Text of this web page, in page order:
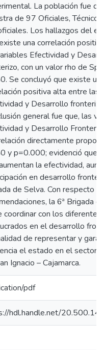
La población fue
de 97 Oficiales,
Los hallazgos del
una correlación
Efectividad y
con un valor rho de
Se concluyó que existe
positiva alta entre las
y Desarrollo
general fue que, las
y Desarrollo
directamente
y p=0.000; evidenció que,
la efectividad,
en desarrollo
de Selva. Con respecto a
la 6ª Brigada
coordinar con los
en el desarrollo
de representar y
el estado en el sector
Ignacio – Cajamarca.
pdf
hdl.handle.net/